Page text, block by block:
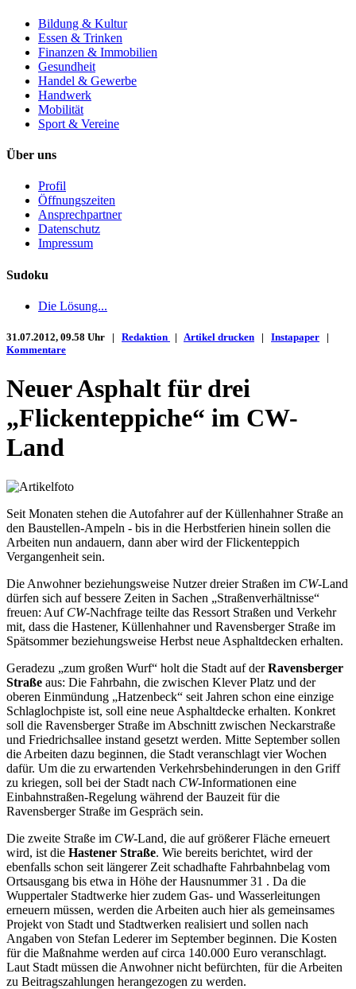
Bildung & Kultur
Essen & Trinken
Finanzen & Immobilien
Gesundheit
Handel & Gewerbe
Handwerk
Mobilität
Sport & Vereine
Über uns
Profil
Öffnungszeiten
Ansprechpartner
Datenschutz
Impressum
Sudoku
Die Lösung...
31.07.2012, 09.58 Uhr | Redaktion | Artikel drucken | Instapaper |
Kommentare
Neuer Asphalt für drei
„Flickenteppiche“ im CW-
Land
Seit Monaten stehen die Autofahrer auf der Küllenhahner Straße an
den Baustellen-Ampeln - bis in die Herbstferien hinein sollen die
Arbeiten nun andauern, dann aber wird der Flickenteppich
Vergangenheit sein.
Die Anwohner beziehungsweise Nutzer dreier Straßen im CW-Land
dürfen sich auf bessere Zeiten in Sachen „Straßenverhältnisse“
freuen: Auf CW-Nachfrage teilte das Ressort Straßen und Verkehr
mit, dass die Hastener, Küllenhahner und Ravensberger Straße im
Spätsommer beziehungsweise Herbst neue Asphaltdecken erhalten.
Geradezu „zum großen Wurf“ holt die Stadt auf derRavensberger
Straße aus: Die Fahrbahn, die zwischen Klever Platz und der
oberen Einmündung „Hatzenbeck“ seit Jahren schon eine einzige
Schlaglochpiste ist, soll eine neue Asphaltdecke erhalten. Konkret
soll die Ravensberger Straße im Abschnitt zwischen Neckarstraße
und Friedrichsallee instand gesetzt werden. Mitte September sollen
die Arbeiten dazu beginnen, die Stadt veranschlagt vier Wochen
dafür. Um die zu erwartenden Verkehrsbehinderungen in den Griff
zu kriegen, soll bei der Stadt nach CW-Informationen eine
Einbahnstraßen-Regelung während der Bauzeit für die
Ravensberger Straße im Gespräch sein.
Die zweite Straße im CW-Land, die auf größerer Fläche erneuert
wird, ist die Hastener Straße. Wie bereits berichtet, wird der
ebenfalls schon seit längerer Zeit schadhafte Fahrbahnbelag vom
Ortsausgang bis etwa in Höhe der Hausnummer 31 . Da die
Wuppertaler Stadtwerke hier zudem Gas- und Wasserleitungen
erneuern müssen, werden die Arbeiten auch hier als gemeinsames
Projekt von Stadt und Stadtwerken realisiert und sollen nach
Angaben von Stefan Lederer im September beginnen. Die Kosten
für die Maßnahme werden auf circa 140.000 Euro veranschlagt.
Laut Stadt müssen die Anwohner nicht befürchten, für die Arbeiten
zu Beitragszahlungen herangezogen zu werden.